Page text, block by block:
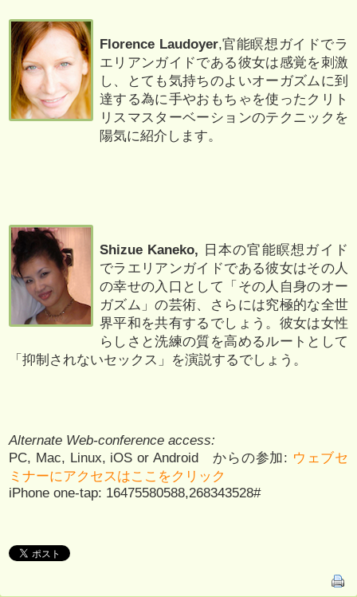
Florence Laudoyer,官能瞑想ガイドでラ
エリアンガイドである彼女は感覚を刺激
し、とても気持ちのよいオーガズムに到
達する為に手やおもちゃを使ったクリト
リスマスターベーションのテクニックを
陽気に紹介します。
Shizue Kaneko, 日本の官能瞑想ガイド
でラエリアンガイドである彼女はその人
の幸せの入口として「その人自身のオー
ガズム」の芸術、さらには究極的な全世
界平和を共有するでしょう。彼女は女性
らしさと洗練の質を高めるルートとして
「抑制されないセックス」を演説するでしょう。
Alternate Web-conference access:
PC, Mac, Linux, iOS or Android からの参加: ウェブセ
ミナーにアクセスはここをクリック
iPhone one-tap: 16475580588,268343528#